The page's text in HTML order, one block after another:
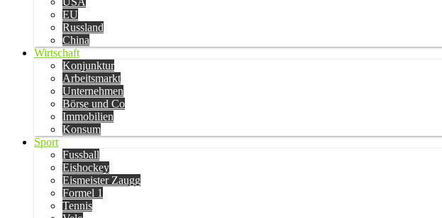
EU
Russland
China
Wirtschaft
Konjunktur
Arbeitsmarkt
Unternehmen
Börse und Co
Immobilien
Konsum
Sport
Fussball
Eishockey
Eismeister Zaugg
Formel 1
Tennis